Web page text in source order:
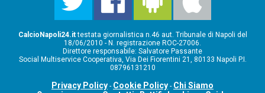
CalcioNapoli24.ittestata giornalistica n.46 aut. Tribunale di Napoli del
18/06/2010 - N. registrazione ROC-27006.
Direttore responsabile: Salvatore Passante
Social Multiservice Cooperativa, Via Dei Fiorentini 21, 80133 Napoli P.I.
08796131210
Privacy Policy - Cookie Policy - Chi Siamo